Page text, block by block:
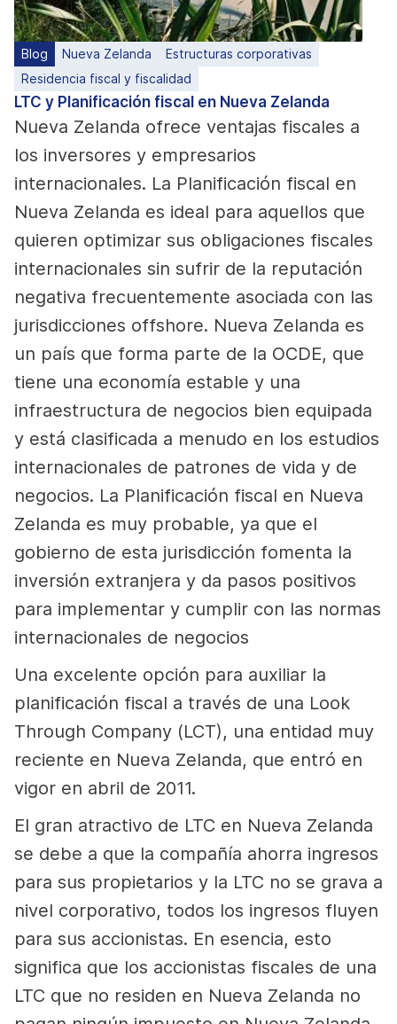
Blog Nueva Zelanda
Estructuras corporativas
Residencia fiscal y fiscalidad
LTC y Planificación fiscal en Nueva Zelanda
Nueva Zelanda ofrece ventajas fiscales a
los inversores y empresarios
internacionales. La Planificación fiscal en
Nueva Zelanda es ideal para aquellos que
quieren optimizar sus obligaciones fiscales
internacionales sin sufrir de la reputación
negativa frecuentemente asociada con las
jurisdicciones offshore. Nueva Zelanda es
un país que forma parte de la OCDE, que
tiene una economía estable y una
infraestructura de negocios bien equipada
y está clasificada a menudo en los estudios
internacionales de patrones de vida y de
negocios. La Planificación fiscal en Nueva
Zelanda es muy probable, ya que el
gobierno de esta jurisdicción fomenta la
inversión extranjera y da pasos positivos
para implementar y cumplir con las normas
internacionales de negocios
Una excelente opción para auxiliar la
planificación fiscal a través de una Look
Through Company (LCT), una entidad muy
reciente en Nueva Zelanda, que entró en
vigor en abril de 2011.
El gran atractivo de LTC en Nueva Zelanda
se debe a que la compañía ahorra ingresos
para sus propietarios y la LTC no se grava a
nivel corporativo, todos los ingresos fluyen
para sus accionistas. En esencia, esto
significa que los accionistas fiscales de una
LTC que no residen en Nueva Zelanda no